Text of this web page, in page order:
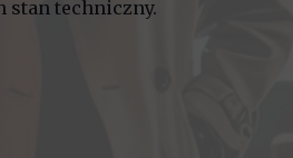
stan techniczny.